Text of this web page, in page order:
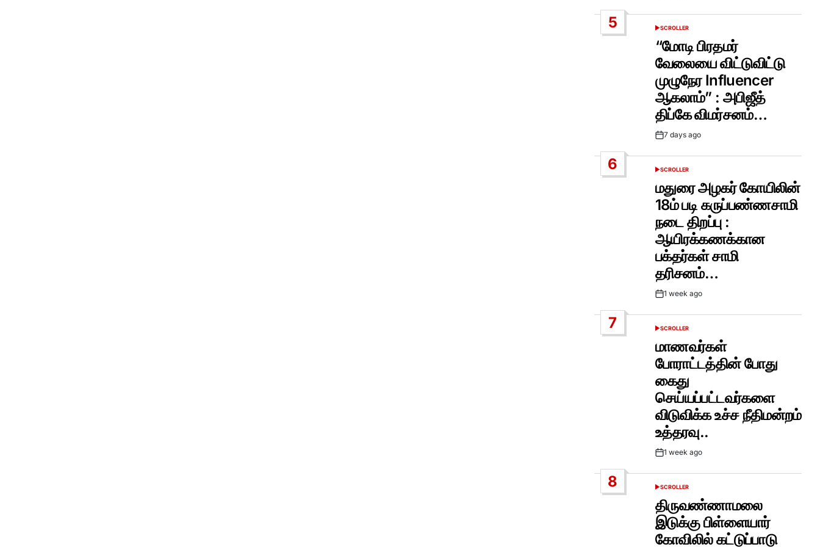
5
POSTED
SCROLLER
“மோடி பிரதமர்
வேலையை விட்டுவிட்டு
முழுநேர Influencer
ஆகலாம்” : அபிஜீத்
திப்கே விமர்சனம்…
Post7 days ago
6
POSTED
SCROLLER
மதுரை அழகர் கோயிலின்
18ம் படி கருப்பண்ணசாமி
நடை திறப்பு :
ஆயிரக்கணக்கான
பக்தர்கள் சாமி
தரிசனம்…
Post1 week ago
7
POSTED
SCROLLER
மாணவர்கள்
போராட்டத்தின் போது
கைது
செய்யப்பட்டவர்களை
விடுவிக்க உச்ச நீதிமன்றம்
உத்தரவு..
Post1 week ago
8
POSTED
SCROLLER
திருவண்ணாமலை
இடுக்கு பிள்ளையார்
கோவிலில் கட்டுப்பாடு